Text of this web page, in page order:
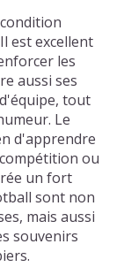
est excellent
les
aussi ses
tout
Le
d'apprendre
ou
un fort
sont non
mais aussi
souvenirs